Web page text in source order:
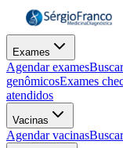
Exames
Agendar exames
genômicosExames
atendidos
Vacinas
Agendar vacinas